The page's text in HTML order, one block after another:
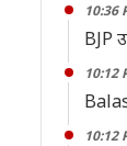
10:36
BJP
10:12
10:12